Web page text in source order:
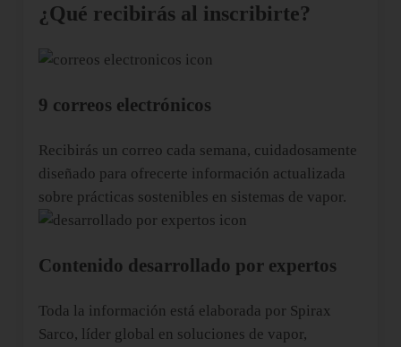
¿Qué recibirás al inscribirte?
9 correos electrónicos
Recibirás un correo cada semana, cuidadosamente
diseñado para ofrecerte información actualizada
sobre prácticas sostenibles en sistemas de vapor.
Contenido desarrollado por expertos
Toda la información está elaborada por Spirax
Sarco, líder global en soluciones de vapor,